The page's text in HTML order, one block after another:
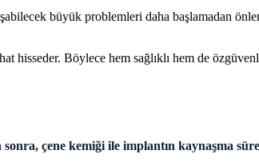
büyük problemleri daha başlamadan
hisseder. Böylece hem sağlıklı hem de
çene kemiği ile implantın kaynaşma